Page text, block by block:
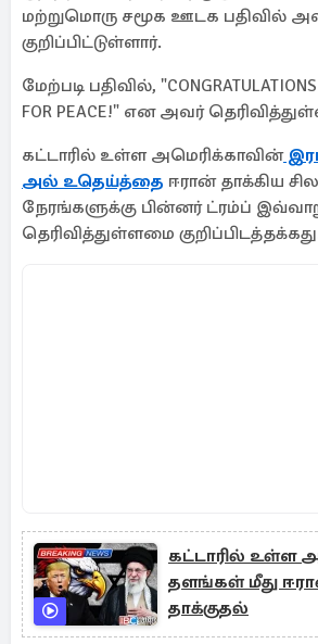
மற்றுமொரு சமூக ஊடக பதிவில்
குறிப்பிட்டுள்ளார்.
மேற்படி பதிவில், "CONGRATULATIONS
FOR PEACE!" என அவர்
கட்டாரில் உள்ள அமெரிக்காவின்
அல் உதெய்த்தை ஈரான் தாக்கிய
நேரங்களுக்கு பின்னர் ட்ரம்ப்
தெரிவித்துள்ளமை
கட்டாரில் உள்ள
தளங்கள் மீது
தாக்குதல்